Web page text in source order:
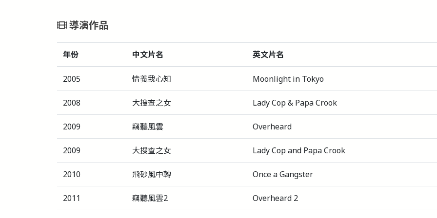
導演作品
年份 中文片名 英文片名
2005 情義我心知 Moonlight in Tokyo
2008 大搜查之女 Lady Cop & Papa Crook
2009 竊聽風雲 Overheard
2009 大搜查之女 Lady Cop and Papa Crook
2010 飛砂風中轉 Once a Gangster
2011 竊聽風雲2 Overheard 2